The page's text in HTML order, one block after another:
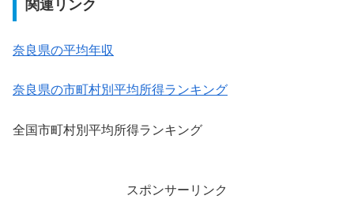
関連リンク
奈良県の平均年収
奈良県の市町村別平均所得ランキング
全国市町村別平均所得ランキング
スポンサーリンク